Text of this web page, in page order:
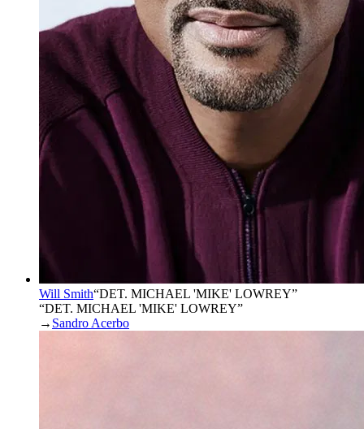
Will Smith“DET. MICHAEL 'MIKE' LOWREY”
“DET. MICHAEL 'MIKE' LOWREY”
→ Sandro Acerbo